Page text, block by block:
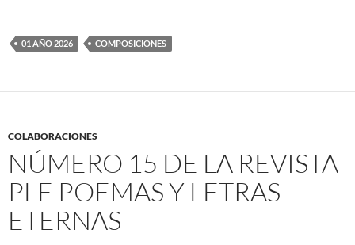
01 AÑO 2026 COMPOSICIONES
COLABORACIONES
NÚMERO 15 DE LA REVISTA
PLE POEMAS Y LETRAS
ETERNAS